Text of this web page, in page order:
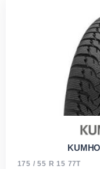
175 / 55 R 15 77T